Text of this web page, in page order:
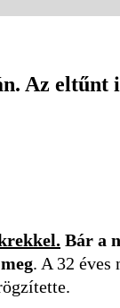
Az
Bár a
. A 32